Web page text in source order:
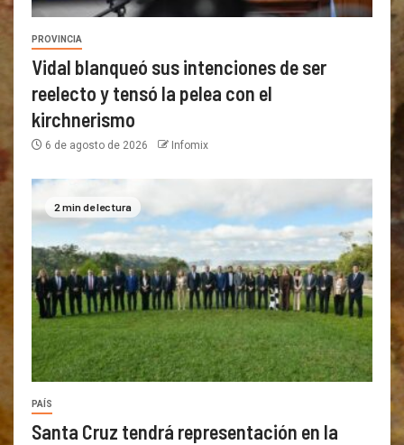
PROVINCIA
Vidal blanqueó sus intenciones de ser
reelecto y tensó la pelea con el
kirchnerismo
6 de agosto de 2026 Infomix
2 min de lectura
PAÍS
Santa Cruz tendrá representación en la